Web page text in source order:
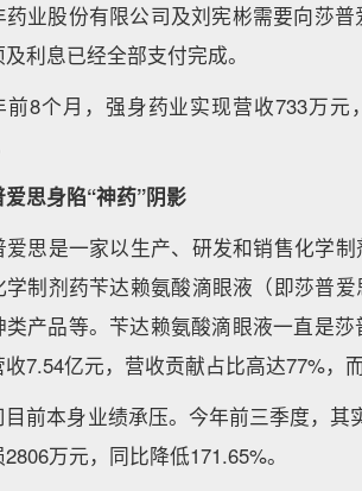
药业股份有限公司及刘宪彬需要向莎
利息已经全部支付完成。
前8个月，强身药业实现营收733万
爱思身陷“神药”阴影
爱思是一家以生产、研发和销售化学
学制剂药苄达赖氨酸滴眼液（即莎普
类产品等。苄达赖氨酸滴眼液一直是
7.54亿元，营收贡献占比高达77%，
目前本身业绩承压。今年前三季度，
万元，同比降低171.65%。